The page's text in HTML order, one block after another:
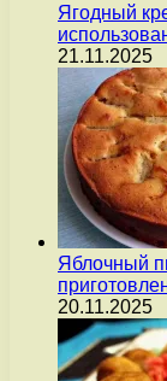
Ягодный
21.11.2025
Яблочный
20.11.2025